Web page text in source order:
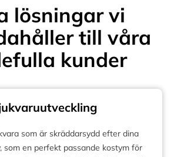
lösningar vi
till våra
kunder
som är skräddarsydd efter dina
som en perfekt passande kostym för